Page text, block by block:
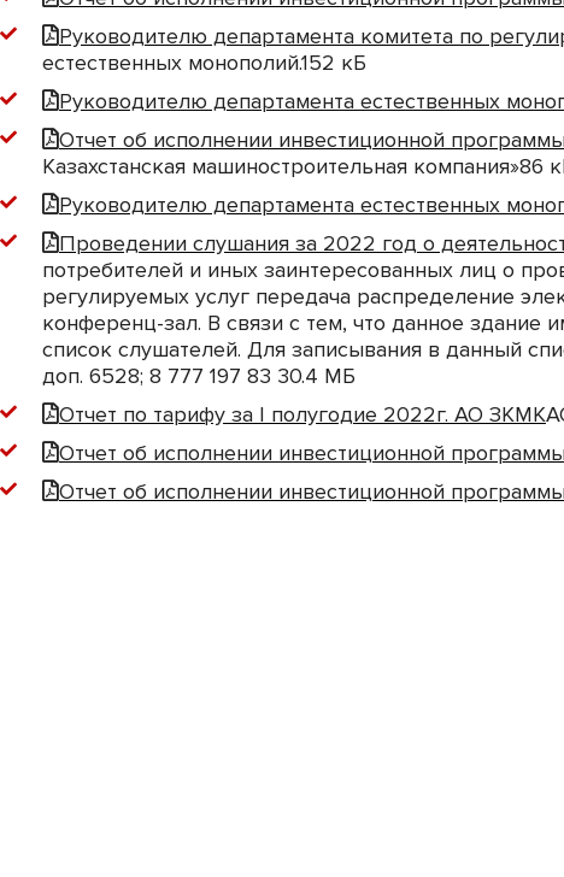
Руководителю департамента комитета по
естественных монополий.152 кБ
Руководителю департамента естественных
Отчет об исполнении инвестиционной
Казахстанская машиностроительная компания»86
Руководителю департамента естественных
Проведении слушания за 2022 год о
потребителей и иных заинтересованных лиц о
регулируемых услуг передача распределение
конференц-зал. В связи с тем, что данное
список слушателей. Для записывания в данный
доп. 6528; 8 777 197 83 30.4 МБ
Отчет по тарифу за I полугодие 2022г. АО ЗКМК
Отчет об исполнении инвестиционной
Отчет об исполнении инвестиционной